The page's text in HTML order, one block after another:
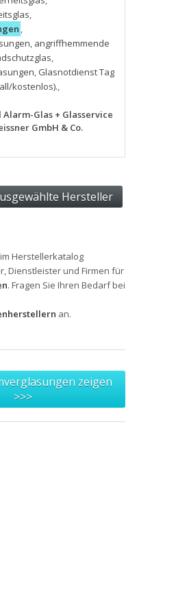
,
,
, angriffhemmende
,
, Glasnotdienst Tag
kostenlos).,
Glas + Glasservice
GmbH & Co.
Herstellerkatalog
Dienstleister und Firmen für
. Fragen Sie Ihren Bedarf bei
an.
zeigen
>>>